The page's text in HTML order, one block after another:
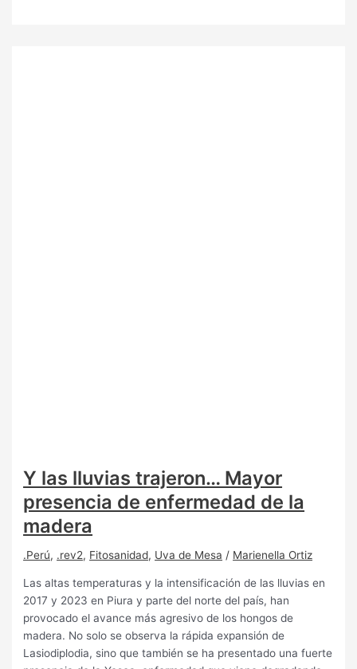
Y las lluvias trajeron… Mayor
presencia de enfermedad de la
madera
.Perú, .rev2, Fitosanidad, Uva de Mesa / Marienella Ortiz
Las altas temperaturas y la intensificación de las lluvias en
2017 y 2023 en Piura y parte del norte del país, han
provocado el avance más agresivo de los hongos de
madera. No solo se observa la rápida expansión de
Lasiodiplodia, sino que también se ha presentado una fuerte